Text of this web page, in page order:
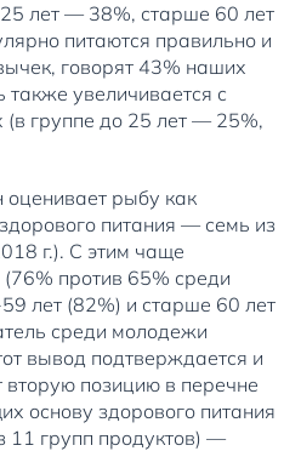
лет — 38%, старше 60 лет
питаются правильно и
говорят 43% наших
увеличивается с
группе до 25 лет — 25%,
оценивает рыбу как
питания — семь из
г.). С этим чаще
против 65% среди
лет (82%) и старше 60 лет
среди молодежи
вывод подтверждается и
позицию в перечне
основу здорового питания
11 групп продуктов) —